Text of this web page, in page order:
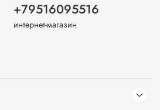
+79516095516
интернет-магазин